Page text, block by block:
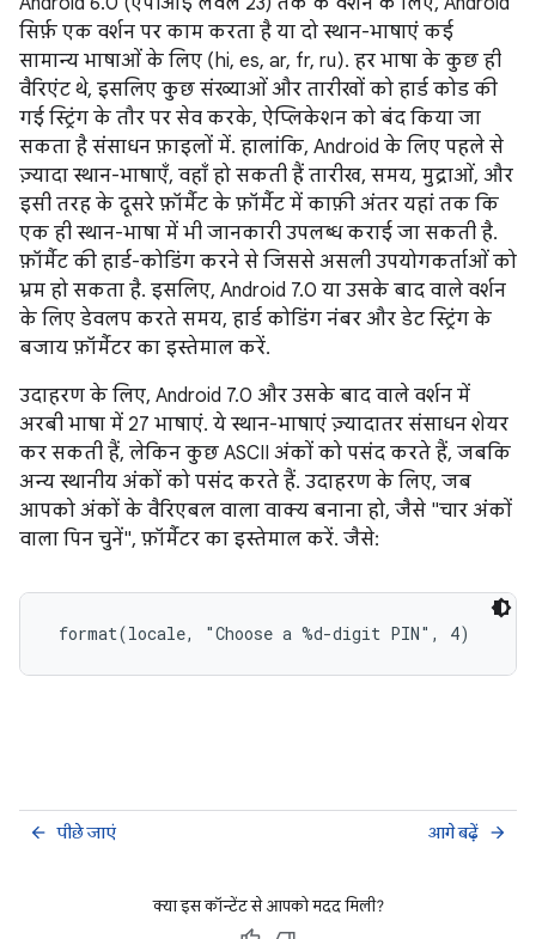
सिर्फ़ एक वर्शन पर काम करता है या दो स्थान-भाषाएं कई
सामान्य भाषाओं के लिए (hi, es, ar, fr, ru). हर भाषा के कुछ ही
वैरिएंट थे, इसलिए कुछ संख्याओं और तारीखों को हार्ड कोड की
गई स्ट्रिंग के तौर पर सेव करके, ऐप्लिकेशन को बंद किया जा
सकता है संसाधन फ़ाइलों में. हालांकि, Android के लिए पहले से
ज़्यादा स्थान-भाषाएँ, वहाँ हो सकती हैं तारीख, समय, मुद्राओं, और
इसी तरह के दूसरे फ़ॉर्मैट के फ़ॉर्मैट में काफ़ी अंतर यहां तक कि
एक ही स्थान-भाषा में भी जानकारी उपलब्ध कराई जा सकती है.
फ़ॉर्मैट की हार्ड-कोडिंग करने से जिससे असली उपयोगकर्ताओं को
भ्रम हो सकता है. इसलिए, Android 7.0 या उसके बाद वाले वर्शन
के लिए डेवलप करते समय, हार्ड कोडिंग नंबर और डेट स्ट्रिंग के
बजाय फ़ॉर्मैटर का इस्तेमाल करें.
उदाहरण के लिए, Android 7.0 और उसके बाद वाले वर्शन में
अरबी भाषा में 27 भाषाएं. ये स्थान-भाषाएं ज़्यादातर संसाधन शेयर
कर सकती हैं, लेकिन कुछ ASCII अंकों को पसंद करते हैं, जबकि
अन्य स्थानीय अंकों को पसंद करते हैं. उदाहरण के लिए, जब
आपको अंकों के वैरिएबल वाला वाक्य बनाना हो, जैसे "चार अंकों
वाला पिन चुनें", फ़ॉर्मैटर का इस्तेमाल करें. जैसे:
format(locale, "Choose a %d-digit PIN", 4)
पीछे जाएं
arrow_back आगे बढ़ें arrow_forward
क्या इस कॉन्टेंट से आपको मदद मिली?